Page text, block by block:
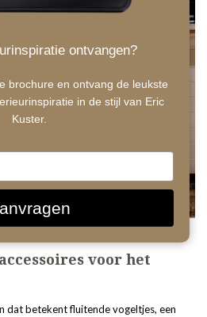
voor het
dat betekent fluitende vogeltjes, een
ontvangen?
brochure en ontvang de leukste
in de stijl van Eric
Kuster.